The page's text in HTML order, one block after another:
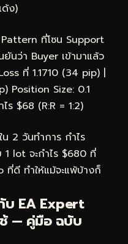
ง)
ที่โซน Support
ว่า Buyer เข้ามาแล้ว
ที่ 1.1710 (34 pip) |
Position Size: 0.1
$68 (R:R = 1:2)
2 วันทำการ กำไร
lot จะกำไร $680 ที่
ดี ทำให้แม้จะแพ้บ้างก็
บ EA Expert
ช้ — คู่มือ ฉบับ